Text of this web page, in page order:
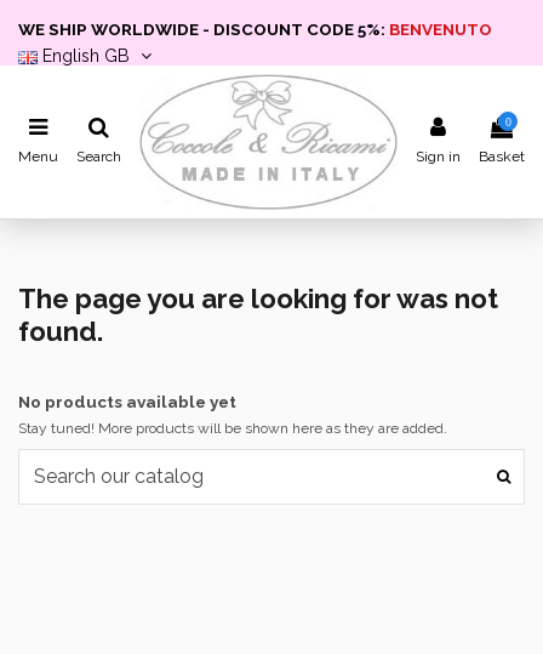
WE SHIP WORLDWIDE - DISCOUNT CODE 5%: BENVENUTO
English GB
Menu Search Sign in
0
Basket
The page you are looking for was not
found.
No products available yet
Stay tuned! More products will be shown here as they are added.